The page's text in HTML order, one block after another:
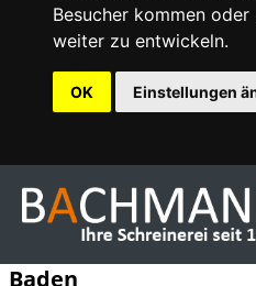
Besucher kommen
weiter zu entwickeln.
OK Einstellungen
Baden